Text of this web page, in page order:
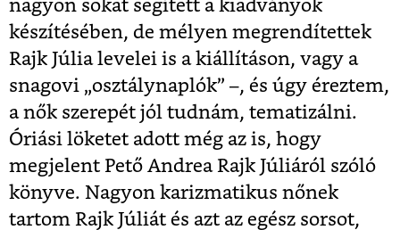
nagyon sokat segített a kiadványok
készítésében, de mélyen megrendítettek
Rajk Júlia levelei is a kiállításon, vagy a
snagovi „osztálynaplók” –, és úgy éreztem,
a nők szerepét jól tudnám, tematizálni.
Óriási löketet adott még az is, hogy
megjelent Pető Andrea Rajk Júliáról szóló
könyve. Nagyon karizmatikus nőnek
tartom Rajk Júliát és azt az egész sorsot,